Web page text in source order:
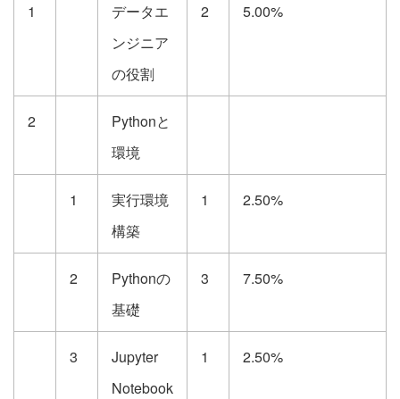
1
データエ
ンジニア
の役割
2 5.00%
2
Pythonと
環境
1
実行環境
構築
1 2.50%
2
Pythonの
基礎
3 7.50%
3
Jupyter
Notebook
1 2.50%